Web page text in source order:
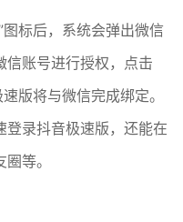
标后，系统会弹出微信
信账号进行授权，点击
版将与微信完成绑定。
登录抖音极速版，还能在
等。